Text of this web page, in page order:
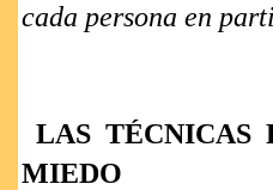
cada persona en
LAS TÉCNICAS
MIEDO